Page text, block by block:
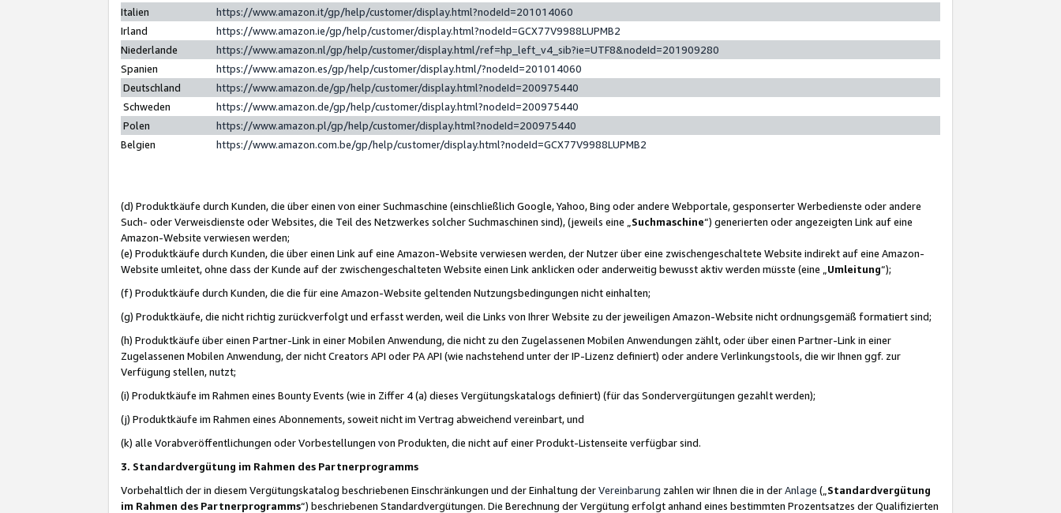
Italien
https://www.amazon.it/gp/help/customer/display.html?nodeId=201014060
Irland
https://www.amazon.ie/gp/help/customer/display.html?nodeId=GCX77V9988LUPMB2
Niederlande
https://www.amazon.nl/gp/help/customer/display.html/ref=hp_left_v4_sib?ie=UTF8&nodeId=201909280
Spanien
https://www.amazon.es/gp/help/customer/display.html/?nodeId=201014060
Deutschland
https://www.amazon.de/gp/help/customer/display.html?nodeId=200975440
Schweden
https://www.amazon.de/gp/help/customer/display.html?nodeId=200975440
Polen
https://www.amazon.pl/gp/help/customer/display.html?nodeId=200975440
Belgien
https://www.amazon.com.be/gp/help/customer/display.html?nodeId=GCX77V9988LUPMB2
(d) Produktkäufe durch Kunden, die über einen von einer Suchmaschine (einschließlich Google, Yahoo, Bing oder andere Webportale, gesponserter Werbedienste oder andere
Such- oder Verweisdienste oder Websites, die Teil des Netzwerkes solcher Suchmaschinen sind), (jeweils eine „ Suchmaschine“) generierten oder angezeigten Link auf eine
Amazon-Website verwiesen werden;
(e) Produktkäufe durch Kunden, die über einen Link auf eine Amazon-Website verwiesen werden, der Nutzer über eine zwischengeschaltete Website indirekt auf eine Amazon-
Website umleitet, ohne dass der Kunde auf der zwischengeschalteten Website einen Link anklicken oder anderweitig bewusst aktiv werden müsste (eine „ Umleitung“);
(f) Produktkäufe durch Kunden, die die für eine Amazon-Website geltenden Nutzungsbedingungen nicht einhalten;
(g) Produktkäufe, die nicht richtig zurückverfolgt und erfasst werden, weil die Links von Ihrer Website zu der jeweiligen Amazon-Website nicht ordnungsgemäß formatiert sind;
(h) Produktkäufe über einen Partner-Link in einer Mobilen Anwendung, die nicht zu den Zugelassenen Mobilen Anwendungen zählt, oder über einen Partner-Link in einer
Zugelassenen Mobilen Anwendung, der nicht Creators API oder PA API (wie nachstehend unter der IP-Lizenz definiert) oder andere Verlinkungstools, die wir Ihnen ggf. zur
Verfügung stellen, nutzt;
(i) Produktkäufe im Rahmen eines Bounty Events (wie in Ziffer 4 (a) dieses Vergütungskatalogs definiert) (für das Sondervergütungen gezahlt werden);
(j) Produktkäufe im Rahmen eines Abonnements, soweit nicht im Vertrag abweichend vereinbart, und
(k) alle Vorabveröffentlichungen oder Vorbestellungen von Produkten, die nicht auf einer Produkt-Listenseite verfügbar sind.
3. Standardvergütung im Rahmen des Partnerprogramms
Vorbehaltlich der in diesem Vergütungskatalog beschriebenen Einschränkungen und der Einhaltung derVereinbarung zahlen wir Ihnen die in derAnlage („ Standardvergütung
im Rahmen des Partnerprogramms“) beschriebenen Standardvergütungen. Die Berechnung der Vergütung erfolgt anhand eines bestimmten Prozentsatzes der Qualifizierten